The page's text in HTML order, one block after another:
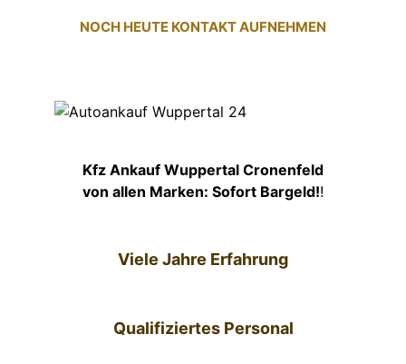
NOCH HEUTE KONTAKT AUFNEHMEN
Kfz Ankauf Wuppertal Cronenfeld
von allen Marken: Sofort Bargeld!!
Viele Jahre Erfahrung
Qualifiziertes Personal